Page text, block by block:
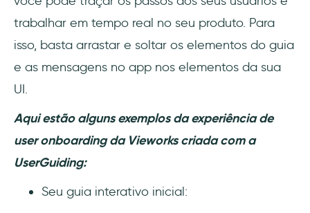
trabalhar em tempo real no seu produto. Para
isso, basta arrastar e soltar os elementos do guia
e as mensagens no app nos elementos da sua
UI.
Aqui estão alguns exemplos da experiência de
user onboarding da Vieworks criada com a
UserGuiding:
Seu guia interativo inicial: